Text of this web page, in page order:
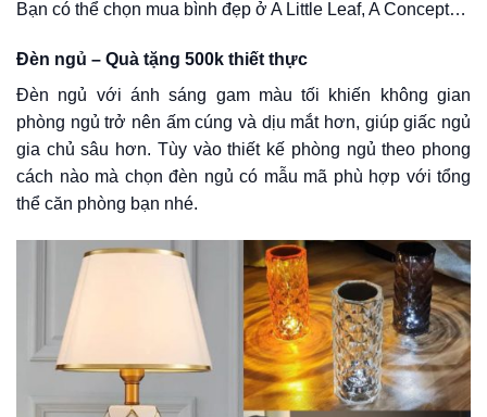
Bạn có thể chọn mua bình đẹp ở A Little Leaf, A Concept…
Đèn ngủ – Quà tặng 500k thiết thực
Đèn ngủ với ánh sáng gam màu tối khiến không gian
phòng ngủ trở nên ấm cúng và dịu mắt hơn, giúp giấc ngủ
gia chủ sâu hơn. Tùy vào thiết kế phòng ngủ theo phong
cách nào mà chọn đèn ngủ có mẫu mã phù hợp với tổng
thể căn phòng bạn nhé.